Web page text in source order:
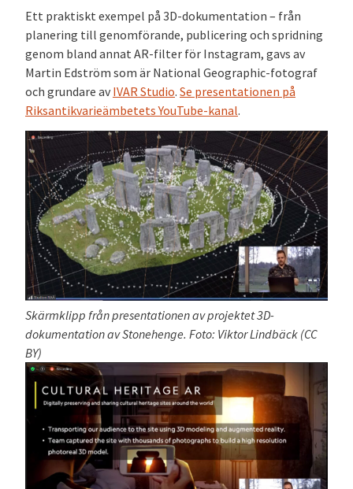
Ett praktiskt exempel på 3D-dokumentation – från
planering till genomförande, publicering och spridning
genom bland annat AR-filter för Instagram, gavs av
Martin Edström som är National Geographic-fotograf
och grundare av IVAR Studio. Se presentationen på
Riksantikvarieämbetets YouTube-kanal.
Skärmklipp från presentationen av projektet 3D-
dokumentation av Stonehenge. Foto: Viktor Lindbäck (CC
BY)